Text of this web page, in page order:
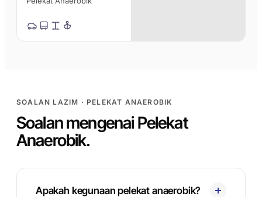
SOALAN LAZIM · PELEKAT ANAEROBIK
Soalan mengenai Pelekat
Anaerobik.
Apakah kegunaan pelekat anaerobik?